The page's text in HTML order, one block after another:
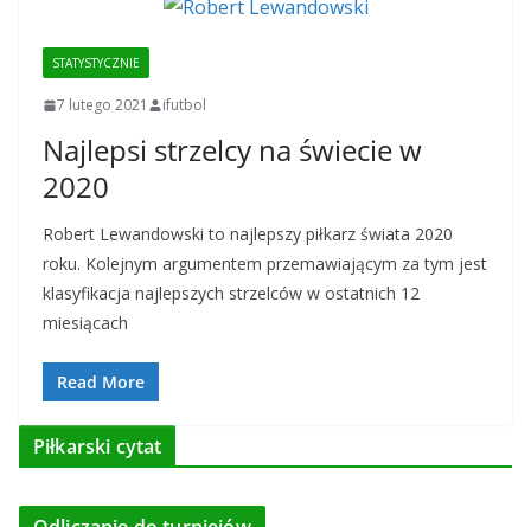
STATYSTYCZNIE
7 lutego 2021 ifutbol
Najlepsi strzelcy na świecie w
2020
Robert Lewandowski to najlepszy piłkarz świata 2020
roku. Kolejnym argumentem przemawiającym za tym jest
klasyfikacja najlepszych strzelców w ostatnich 12
miesiącach
Read More
Piłkarski cytat